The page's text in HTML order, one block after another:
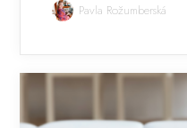
Pavla Rožumberská